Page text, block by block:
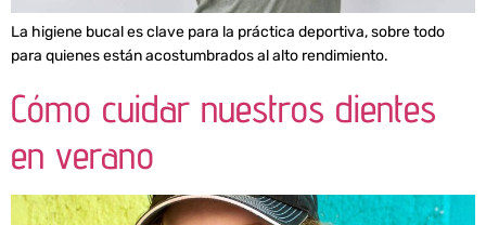
La higiene bucal es clave para la práctica deportiva, sobre todo
para quienes están acostumbrados al alto rendimiento.
Cómo cuidar nuestros dientes
en verano